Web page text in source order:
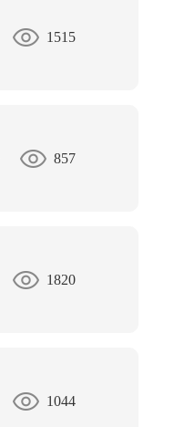
1515
857
1820
1044